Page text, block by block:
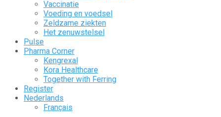
Vaccinatie
Voeding en voedsel
Zeldzame ziekten
Het zenuwstelsel
Pulse
Pharma Corner
Kengrexal
Kora Healthcare
Together with Ferring
Register
Nederlands
Français